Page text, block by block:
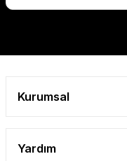
Kurumsal
Yardım